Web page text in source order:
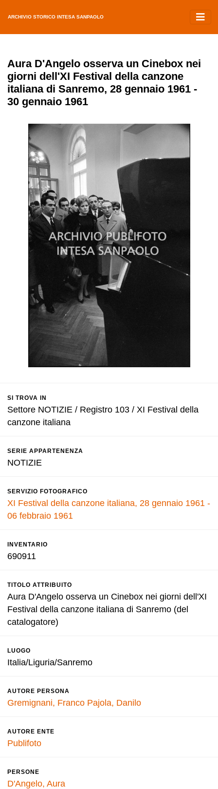
ARCHIVIO STORICO INTESA SANPAOLO
Aura D'Angelo osserva un Cinebox nei
giorni dell'XI Festival della canzone
italiana di Sanremo, 28 gennaio 1961 -
30 gennaio 1961
SI TROVA IN
Settore NOTIZIE / Registro 103 / XI Festival della
canzone italiana
SERIE APPARTENENZA
NOTIZIE
SERVIZIO FOTOGRAFICO
XI Festival della canzone italiana, 28 gennaio 1961 -
06 febbraio 1961
INVENTARIO
690911
TITOLO ATTRIBUITO
Aura D'Angelo osserva un Cinebox nei giorni dell'XI
Festival della canzone italiana di Sanremo (del
catalogatore)
LUOGO
Italia/Liguria/Sanremo
AUTORE PERSONA
Gremignani, Franco Pajola, Danilo
AUTORE ENTE
Publifoto
PERSONE
D'Angelo, Aura